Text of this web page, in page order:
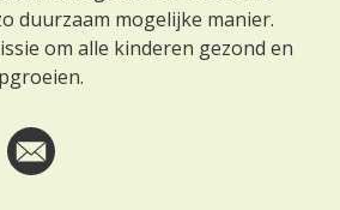
duurzaam mogelijke manier.
om alle kinderen gezond en